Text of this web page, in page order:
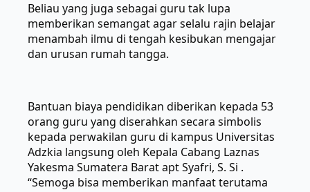
Beliau yang juga sebagai guru tak lupa
memberikan semangat agar selalu rajin belajar
menambah ilmu di tengah kesibukan mengajar
dan urusan rumah tangga.
Bantuan biaya pendidikan diberikan kepada 53
orang guru yang diserahkan secara simbolis
kepada perwakilan guru di kampus Universitas
Adzkia langsung oleh Kepala Cabang Laznas
Yakesma Sumatera Barat apt Syafri, S. Si .
“Semoga bisa memberikan manfaat terutama